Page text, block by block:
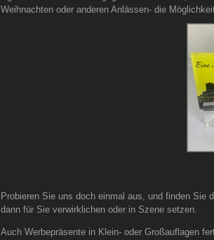
Weihnachten oder anderen Anlässen- die
Probieren Sie uns doch einmal aus, und finden Sie
dann für Sie verwirklichen oder in Szene setzen.
Auch Werbepräsente in Klein- oder Großauflagen